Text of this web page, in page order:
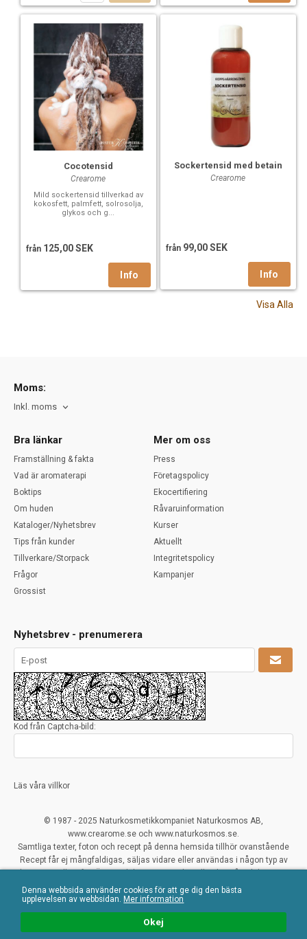
Okej
Denna webbsida använder cookies för att ge dig den bästa
upplevelsen av webbsidan.Mer information
Cocotensid
Crearome
Mild sockertensid tillverkad av
kokosfett, palmfett, solrosolja,
glykos och g...
från 125,00 SEK
Sockertensid med betain
Crearome
från 99,00 SEK
Visa Alla
Moms:
Inkl. moms
Bra länkar
Framställning & fakta
Vad är aromaterapi
Boktips
Om huden
Kataloger/Nyhetsbrev
Tips från kunder
Tillverkare/Storpack
Frågor
Grossist
Mer om oss
Press
Företagspolicy
Ekocertifiering
Råvaruinformation
Kurser
Aktuellt
Integritetspolicy
Kampanjer
Nyhetsbrev - prenumerera
Kod från Captcha-bild:
Läs våra villkor
© 1987 - 2025 Naturkosmetikkompaniet Naturkosmos AB,
www.crearome.se och www.naturkosmos.se.
Samtliga texter, foton och recept på denna hemsida tillhör ovanstående
Recept får ej mångfaldigas, säljas vidare eller användas i någon typ av
All Rights Reserved
Naturliga ekologiska certifierade råvaror